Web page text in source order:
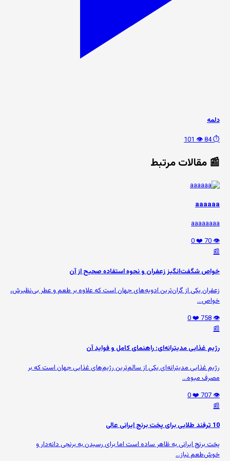
دلمه
⏱️ 84
👁️ 101
📰 مقالات مرتبط
aaaaaa
aaaaaaaa
👁️ 70
❤️ 0
📰
خواص شگفت‌انگیز زعفران و نحوه استفاده صحیح از آن
زعفران یکی از گران‌ترین ادویه‌های جهان است که علاوه بر طعم و عطر بی‌نظیرش،
خواص...
👁️ 758
❤️ 0
📰
رژیم غذایی مدیترانه‌ای: راهنمای کامل و فواید آن
رژیم غذایی مدیترانه‌ای یکی از سالم‌ترین رژیم‌های غذایی جهان است که بر
مصرف میوه‌...
👁️ 707
❤️ 0
📰
10 ترفند طلایی برای پخت برنج ایرانی عالی
پخت برنج ایرانی به ظاهر ساده است اما برای رسیدن به برنجی دانه‌دار و
خوش‌طعم نیاز...